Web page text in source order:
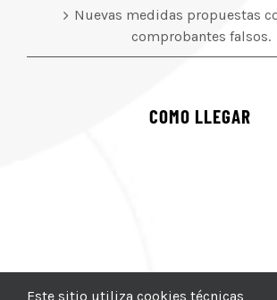
Nuevas medidas propuestas
comprobantes falsos.
COMO LLEGAR
Este sitio utiliza cookies técnicas